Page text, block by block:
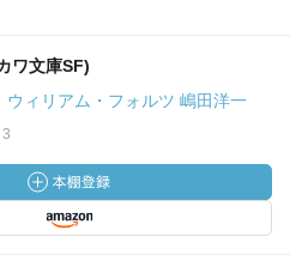
ワ文庫SF)
ウィリアム・フォルツ 嶋田洋一
3